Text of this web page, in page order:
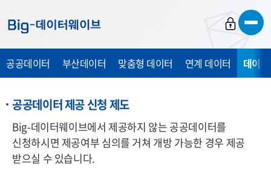
가
가
가
공공데이터 부산데이터 맞춤형 데이터 연계 데이터 데이
공공데이터 제공 신청 제도
Big-데이터웨이브에서 제공하지 않는 공공데이터를
신청하시면 제공여부 심의를 거쳐 개방 가능한 경우 제공
받으실 수 있습니다.